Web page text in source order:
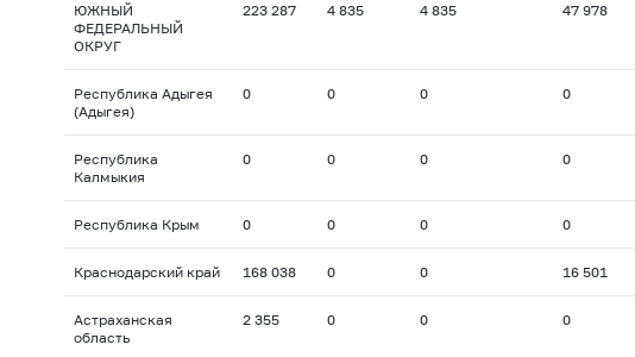
ЮЖНЫЙ
ФЕДЕРАЛЬНЫЙ
ОКРУГ
223 287 4 835 4 835 47 978
Республика Адыгея
(Адыгея)
0 0 0 0
Республика
Калмыкия
0 0 0 0
Республика Крым 0 0 0 0
Краснодарский край 168 038 0 0 16 501
Астраханская
область
2 355 0 0 0